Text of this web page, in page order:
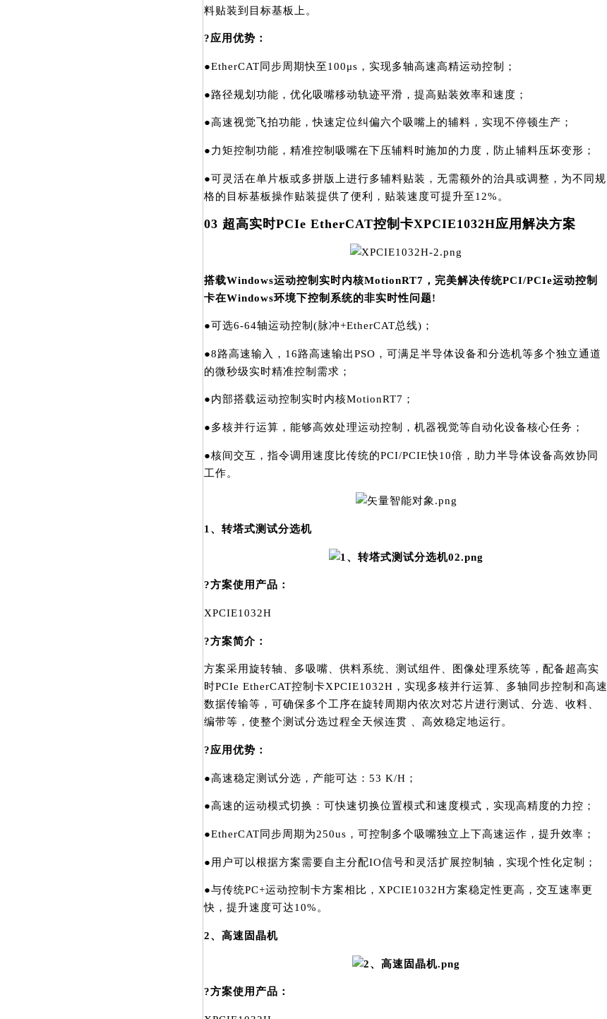
料贴装到目标基板上。
?应用优势：
●EtherCAT同步周期快至100μs，实现多轴高速高精运动控制；
●路径规划功能，优化吸嘴移动轨迹平滑，提高贴装效率和速度；
●高速视觉飞拍功能，快速定位纠偏六个吸嘴上的辅料，实现不停顿生产；
●力矩控制功能，精准控制吸嘴在下压辅料时施加的力度，防止辅料压坏变形；
●可灵活在单片板或多拼版上进行多辅料贴装，无需额外的治具或调整，为不同规
格的目标基板操作贴装提供了便利，贴装速度可提升至12%。
03 超高实时PCIe EtherCAT控制卡XPCIE1032H应用解决方案
搭载Windows运动控制实时内核MotionRT7，完美解决传统PCI/PCIe运动控制
卡在Windows环境下控制系统的非实时性问题!
●可选6-64轴运动控制(脉冲+EtherCAT总线)；
●8路高速输入，16路高速输出PSO，可满足半导体设备和分选机等多个独立通道
的微秒级实时精准控制需求；
●内部搭载运动控制实时内核MotionRT7；
●多核并行运算，能够高效处理运动控制，机器视觉等自动化设备核心任务；
●核间交互，指令调用速度比传统的PCI/PCIE快10倍，助力半导体设备高效协同
工作。
1、转塔式测试分选机
?方案使用产品：
XPCIE1032H
?方案简介：
方案采用旋转轴、多吸嘴、供料系统、测试组件、图像处理系统等，配备超高实
时PCIe EtherCAT控制卡XPCIE1032H，实现多核并行运算、多轴同步控制和高速
数据传输等，可确保多个工序在旋转周期内依次对芯片进行测试、分选、收料、
编带等，使整个测试分选过程全天候连贯 、高效稳定地运行。
?应用优势：
●高速稳定测试分选，产能可达：53 K/H；
●高速的运动模式切换：可快速切换位置模式和速度模式，实现高精度的力控；
●EtherCAT同步周期为250us，可控制多个吸嘴独立上下高速运作，提升效率；
●用户可以根据方案需要自主分配IO信号和灵活扩展控制轴，实现个性化定制；
●与传统PC+运动控制卡方案相比，XPCIE1032H方案稳定性更高，交互速率更
快，提升速度可达10%。
2、高速固晶机
?方案使用产品：